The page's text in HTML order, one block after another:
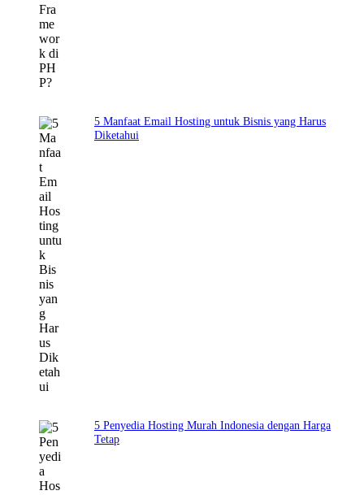
5 Manfaat Email Hosting untuk Bisnis yang Harus
Diketahui
5 Penyedia Hosting Murah Indonesia dengan Harga
Tetap